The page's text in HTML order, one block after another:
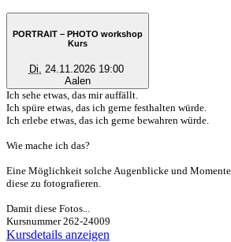
PORTRAIT – PHOTO workshop
Kurs
Di.
24.11.2026 19:00
Aalen
Ich sehe etwas, das mir auffällt.
Ich spüre etwas, das ich gerne festhalten würde.
Ich erlebe etwas, das ich gerne bewahren würde.
Wie mache ich das?
Eine Möglichkeit solche Augenblicke und Momente
diese zu fotografieren.
Damit diese Fotos...
Kursnummer 262-24009
Kursdetails anzeigen